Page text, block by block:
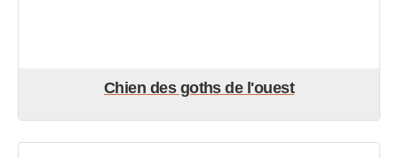
Chien des goths de l'ouest